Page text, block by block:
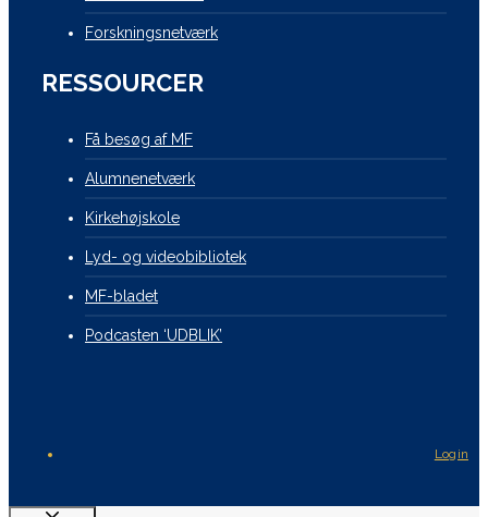
Forskningsnetværk
RESSOURCER
Få besøg af MF
Alumnenetværk
Kirkehøjskole
Lyd- og videobibliotek
MF-bladet
Podcasten ‘UDBLIK’
Login